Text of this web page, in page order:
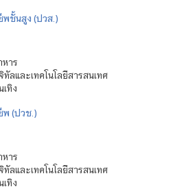
ชั้นสูง (ปวส.)
าร
ลและเทคโนโลยีสารสนเทศ
ทิง
(ปวช.)
าร
ลและเทคโนโลยีสารสนเทศ
ทิง